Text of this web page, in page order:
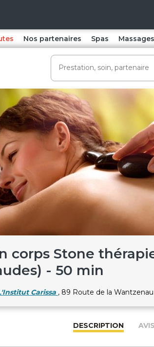
Nos partenaires Spas Massages
corps Stone
- 50 min
Carissa , 89 Route de la
DESCRIPTION AVIS